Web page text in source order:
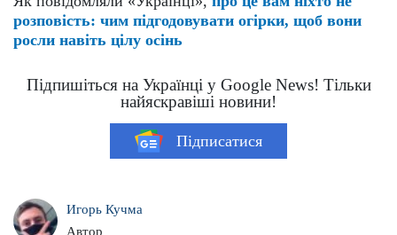
розповість: чим підгодовувати огірки, щоб вони
росли навіть цілу осінь
Підпишіться на Українці у Google News! Тільки
найяскравіші новини!
Підписатися
Игорь Кучма
Автор